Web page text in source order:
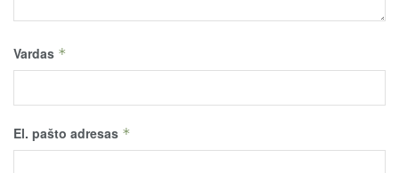
Vardas *
El. pašto adresas *